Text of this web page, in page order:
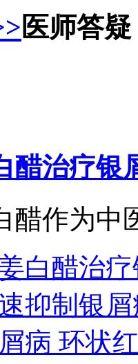
医师答疑
醋治疗银
醋作为
白醋治
抑制银屑
病 环状